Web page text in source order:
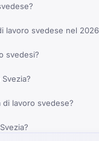
lavoro svedese nel
svedesi?
lavoro svedese?